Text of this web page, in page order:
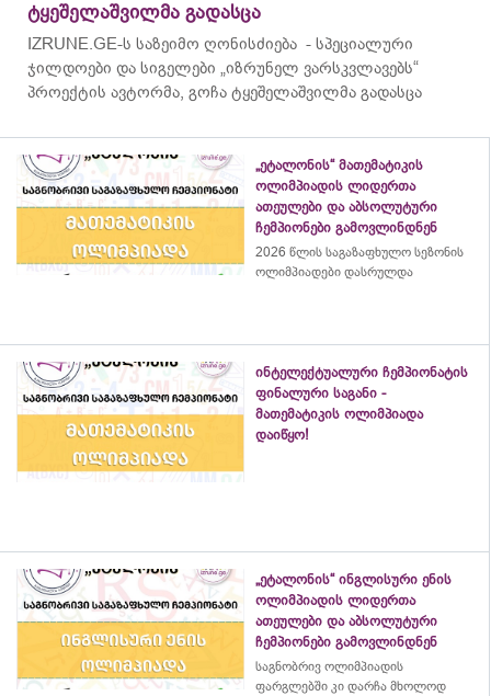
ტყეშელაშვილმა გადასცა
IZRUNE.GE-ს საზეიმო ღონისძიება - სპეციალური
ჯილდოები და სიგელები „იზრუნელ ვარსკვლავებს“
პროექტის ავტორმა, გოჩა ტყეშელაშვილმა გადასცა
„ეტალონის“ მათემატიკის
ოლიმპიადის ლიდერთა
ათეულები და აბსოლუტური
ჩემპიონები გამოვლინდნენ
2026 წლის საგაზაფხულო სეზონის
ოლიმპიადები დასრულდა
ინტელექტუალური ჩემპიონატის
ფინალური საგანი -
მათემატიკის ოლიმპიადა
დაიწყო!
„ეტალონის“ ინგლისური ენის
ოლიმპიადის ლიდერთა
ათეულები და აბსოლუტური
ჩემპიონები გამოვლინდნენ
საგნობრივ ოლიმპიადის
ფარგლებში კი დარჩა მხოლოდ